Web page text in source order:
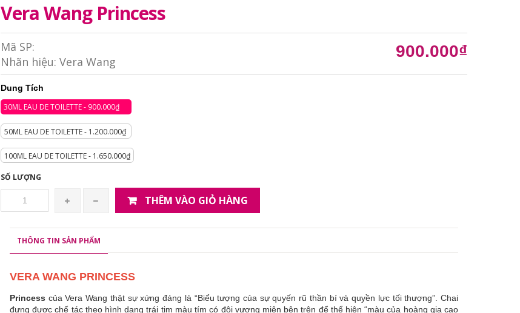
Vera Wang Princess
Mã SP:
Nhãn hiệu: Vera Wang
900.000₫
Dung Tích
30ML EAU DE TOILETTE - 900.000₫
50ML EAU DE TOILETTE - 1.200.000₫
100ML EAU DE TOILETTE - 1.650.000₫
SỐ LƯỢNG
THÊM VÀO GIỎ HÀNG
THÔNG TIN SẢN PHẨM
VERA WANG PRINCESS
Princess của Vera Wang thật sự xứng đáng là “Biểu tượng của sự quyến rũ thần bí và quyền lực tối thượng”. Chai
đựng đựơc chế tác theo hình dạng trái tim màu tím có đội vương miện bên trên để thể hiện “màu của hoàng gia cao